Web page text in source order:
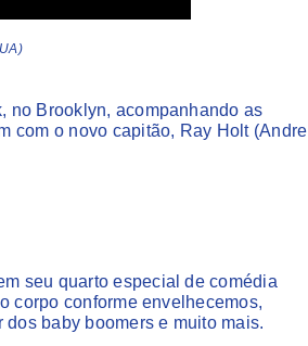
no Brooklyn, acompanhando as
com o novo capitão, Ray Holt (Andre
seu quarto especial de comédia
corpo conforme envelhecemos,
baby boomers e muito mais.